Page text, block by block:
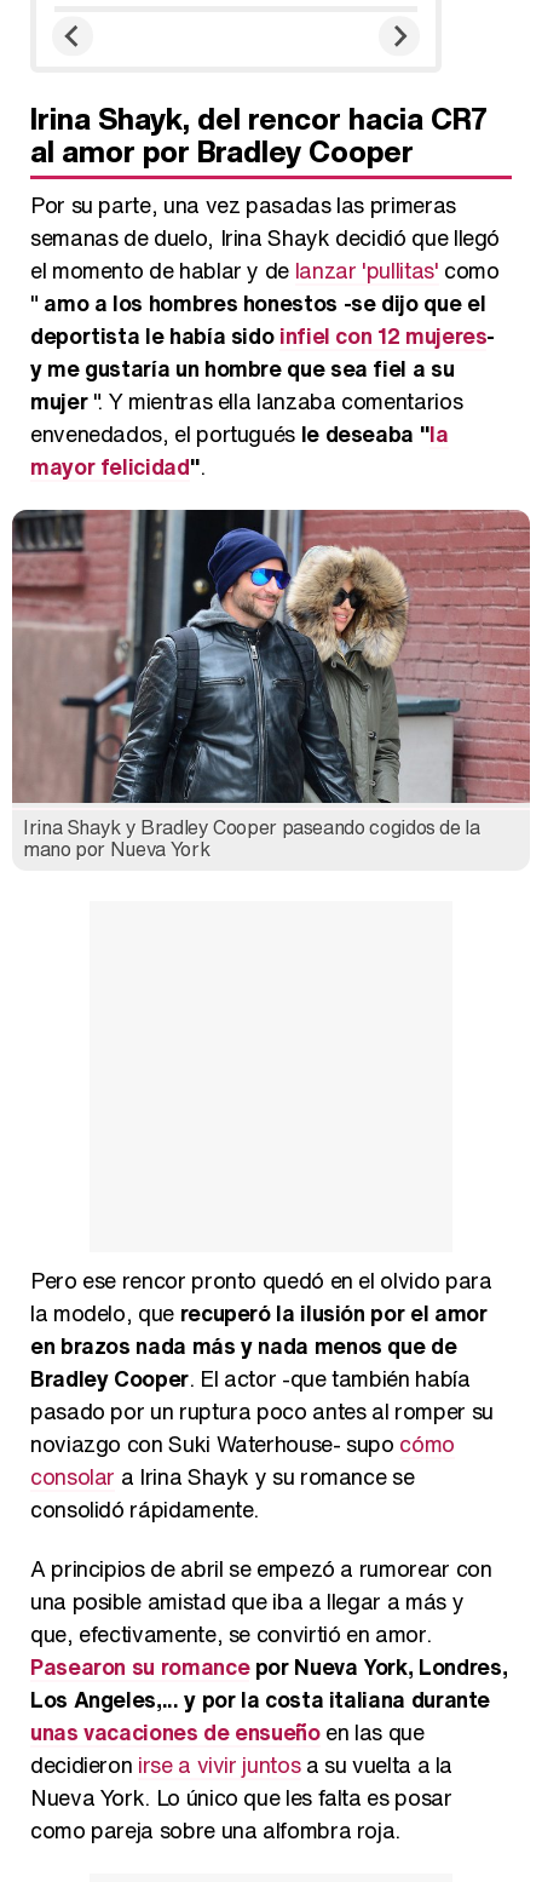
Irina Shayk, del rencor hacia CR7
al amor por Bradley Cooper
Por su parte, una vez pasadas las primeras
semanas de duelo, Irina Shayk decidió que llegó
el momento de hablar y de lanzar 'pullitas' como
" amo a los hombres honestos -se dijo que el
deportista le había sidoinfiel con 12 mujeres-
y me gustaría un hombre que sea fiel a su
mujer". Y mientras ella lanzaba comentarios
envenedados, el portugués le deseaba "la
mayor felicidad".
Irina Shayk y Bradley Cooper paseando cogidos de la
mano por Nueva York
Pero ese rencor pronto quedó en el olvido para
la modelo, que recuperó la ilusión por el amor
en brazos nada más y nada menos que de
Bradley Cooper. El actor -que también había
pasado por un ruptura poco antes al romper su
noviazgo con Suki Waterhouse- supo cómo
consolar a Irina Shayk y su romance se
consolidó rápidamente.
A principios de abril se empezó a rumorear con
una posible amistad que iba a llegar a más y
que, efectivamente, se convirtió en amor.
Pasearon su romancepor Nueva York, Londres,
Los Angeles,... y por la costa italiana durante
unas vacaciones de ensueñoen las que
decidieron irse a vivir juntosa su vuelta a la
Nueva York. Lo único que les falta es posar
como pareja sobre una alfombra roja.